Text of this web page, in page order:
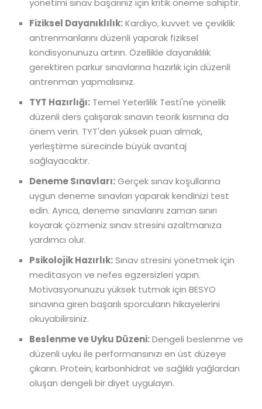
yönetimi sınav başarınız için kritik öneme sahiptir.
Fiziksel Dayanıklılık:Kardiyo, kuvvet ve çeviklik
antrenmanlarını düzenli yaparak fiziksel
kondisyonunuzu artırın. Özellikle dayanıklılık
gerektiren parkur sınavlarına hazırlık için düzenli
antrenman yapmalısınız.
TYT Hazırlığı: Temel Yeterlilik Testi'ne yönelik
düzenli ders çalışarak sınavın teorik kısmına da
önem verin. TYT'den yüksek puan almak,
yerleştirme sürecinde büyük avantaj
sağlayacaktır.
Deneme Sınavları:Gerçek sınav koşullarına
uygun deneme sınavları yaparak kendinizi test
edin. Ayrıca, deneme sınavlarını zaman sınırı
koyarak çözmeniz sınav stresini azaltmanıza
yardımcı olur.
Psikolojik Hazırlık:Sınav stresini yönetmek için
meditasyon ve nefes egzersizleri yapın.
Motivasyonunuzu yüksek tutmak için BESYO
sınavına giren başarılı sporcuların hikayelerini
okuyabilirsiniz.
Beslenme ve Uyku Düzeni:Dengeli beslenme ve
düzenli uyku ile performansınızı en üst düzeye
çıkarın. Protein, karbonhidrat ve sağlıklı yağlardan
oluşan dengeli bir diyet uygulayın.